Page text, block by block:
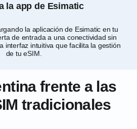
la app de Esimatic
la aplicación de Esimatic en tu
de entrada a una conectividad sin
interfaz intuitiva que facilita la gestión
de tu eSIM.
frente a las
tradicionales